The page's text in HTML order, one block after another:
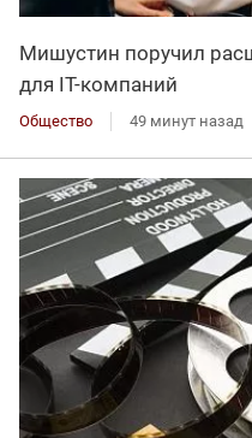
Мишустин поручил
для IT-компаний
Общество 49 минут назад